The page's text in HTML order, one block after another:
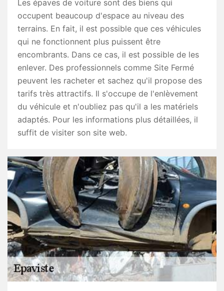
Les épaves de voiture sont des biens qui
occupent beaucoup d'espace au niveau des
terrains. En fait, il est possible que ces véhicules
qui ne fonctionnent plus puissent être
encombrants. Dans ce cas, il est possible de les
enlever. Des professionnels comme Site Fermé
peuvent les racheter et sachez qu'il propose des
tarifs très attractifs. Il s'occupe de l'enlèvement
du véhicule et n'oubliez pas qu'il a les matériels
adaptés. Pour les informations plus détaillées, il
suffit de visiter son site web.